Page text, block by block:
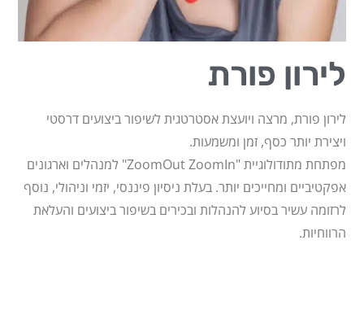
לירון פורת
לירון פורת, מרצה ויועצת אסטרטגית לשיפור ביצועים דרסטי
ויצירת יותר כסף, זמן ומשמעות.
מפתחת מתודולוגיית "ZoomOut ZoomIn" למנהלים וארגונים
אפקטיביים ומחייכים יותר. בעלת ניסיון פיננסי, יזמי וניהולי, נוסף
לרזומה עשיר בסיוע להנהלות ובכירים בשיפור ביצועים והעלאת
הרווחיות.